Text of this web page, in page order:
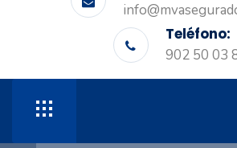
Teléfono:
902 50 03